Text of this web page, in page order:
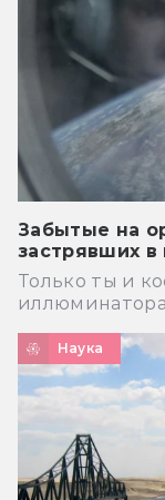
Забытые на
застрявших в
Только ты и
иллюминатора
Наука